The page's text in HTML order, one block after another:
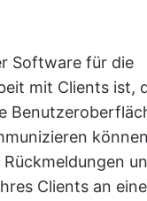
Software für die
mit Clients ist,
Clients an